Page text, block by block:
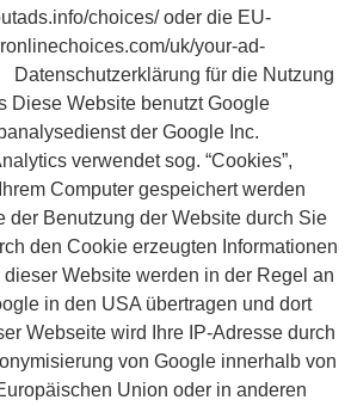
choices/ oder die EU-
uk/your-ad-
für die Nutzung
Diese Website benutzt Google
der Google Inc.
verwendet sog. “Cookies”,
Computer gespeichert werden
der Benutzung der Website durch Sie
den Cookie erzeugten Informationen
Website werden in der Regel an
in den USA übertragen und dort
Webseite wird Ihre IP-Adresse durch
von Google innerhalb von
Union oder in anderen